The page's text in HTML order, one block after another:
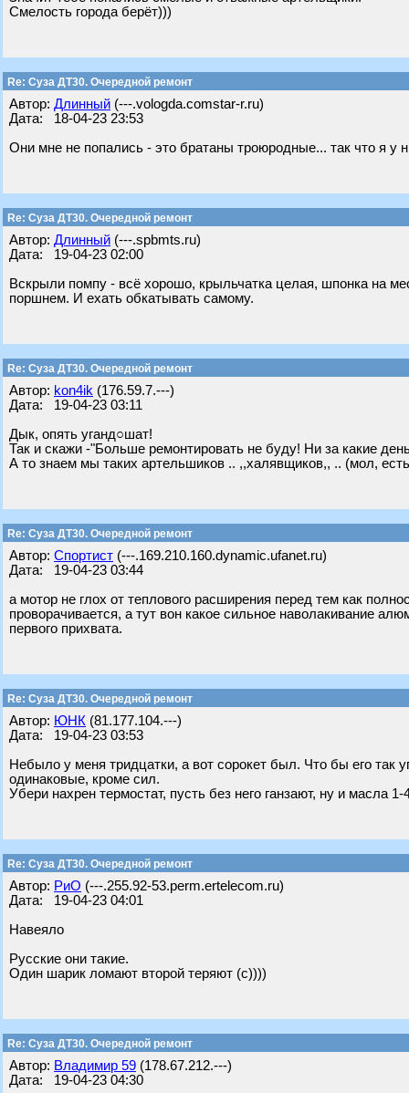
Смелость города берёт)))
Re: Суза ДТ30. Очередной ремонт
Автор: Длинный (---.vologda.comstar-r.ru)
Дата: 18-04-23 23:53
Они мне не попались - это братаны троюродные... так что я у
Re: Суза ДТ30. Очередной ремонт
Автор: Длинный (---.spbmts.ru)
Дата: 19-04-23 02:00
Вскрыли помпу - всё хорошо, крыльчатка целая, шпонка на
поршнем. И ехать обкатывать самому.
Re: Суза ДТ30. Очередной ремонт
Автор: kon4ik (176.59.7.---)
Дата: 19-04-23 03:11
Дык, опять уганд○шат!
Так и скажи -"Больше ремонтировать не буду! Ни за какие
А то знаем мы таких артельшиков .. ,,халявщиков,, .. (мол,
Re: Суза ДТ30. Очередной ремонт
Автор: Спортист (---.169.210.160.dynamic.ufanet.ru)
Дата: 19-04-23 03:44
а мотор не глох от теплового расширения перед тем как
проворачивается, а тут вон какое сильное наволакивание
первого прихвата.
Re: Суза ДТ30. Очередной ремонт
Автор: ЮНК (81.177.104.---)
Дата: 19-04-23 03:53
Небыло у меня тридцатки, а вот сорокет был. Что бы его так
одинаковые, кроме сил.
Убери нахрен термостат, пусть без него ганзают, ну и масла
Re: Суза ДТ30. Очередной ремонт
Автор: РиО (---.255.92-53.perm.ertelecom.ru)
Дата: 19-04-23 04:01
Навеяло
Русские они такие.
Один шарик ломают второй теряют (с))))
Re: Суза ДТ30. Очередной ремонт
Автор: Владимир 59 (178.67.212.---)
Дата: 19-04-23 04:30